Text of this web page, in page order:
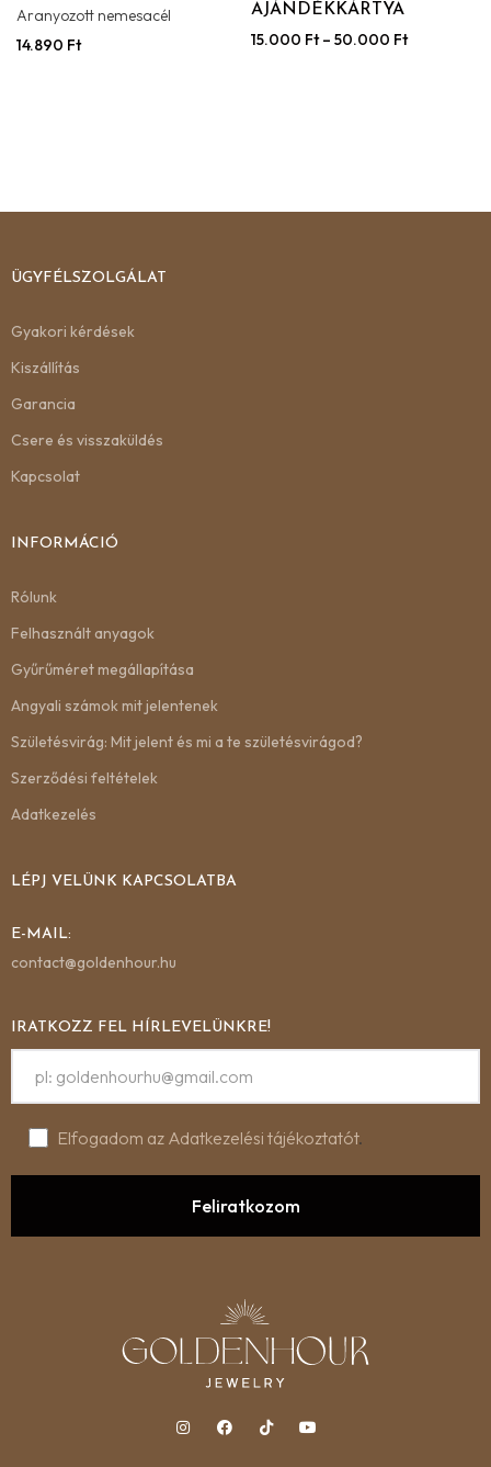
Aranyozott nemesacél
14.890 Ft
AJÁNDÉKKÁRTYA
15.000 Ft– 50.000 Ft
ÜGYFÉLSZOLGÁLAT
Gyakori kérdések
Kiszállítás
Garancia
Csere és visszaküldés
Kapcsolat
INFORMÁCIÓ
Rólunk
Felhasznált anyagok
Gyűrűméret megállapítása
Angyali számok mit jelentenek
Születésvirág: Mit jelent és mi a te születésvirágod?
Szerződési feltételek
Adatkezelés
LÉPJ VELÜNK KAPCSOLATBA
E-MAIL:
contact@goldenhour.hu
IRATKOZZ FEL HÍRLEVELÜNKRE!
Elfogadom az Adatkezelési tájékoztatót.